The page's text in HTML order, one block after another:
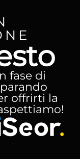
fase di
offrirti la